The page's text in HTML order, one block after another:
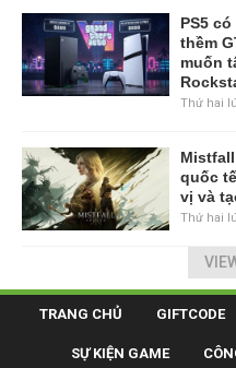
PS5
thềm
muốn
Thứ hai
quốc
vị và
Thứ hai
TRANG CHỦ GIFTCODE
SỰ KIỆN GAME